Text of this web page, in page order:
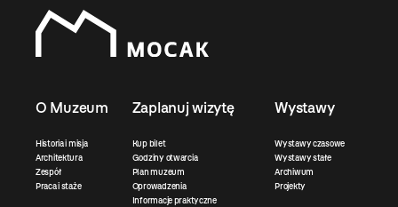
O Muzeum
Historia i misja
Architektura
Zespół
Praca i staże
Zaplanuj wizytę
Kup bilet
Godziny otwarcia
Plan muzeum
Oprowadzenia
Informacje praktyczne
Wystawy
Wystawy czasowe
Wystawy stałe
Archiwum
Projekty